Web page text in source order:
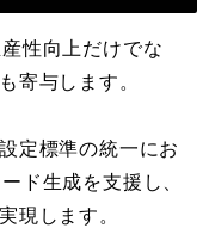
性向上だけでな
寄与します。
定標準の統一にお
ド生成を支援し、
現します。